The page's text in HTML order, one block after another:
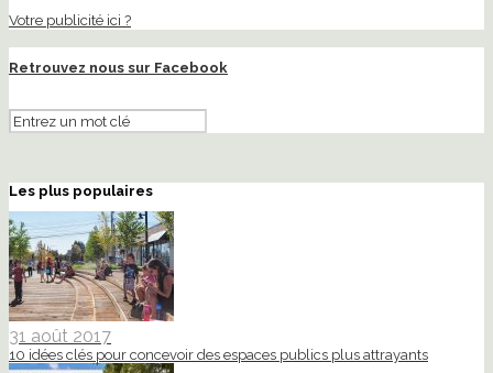
Votre publicité ici ?
Retrouvez nous sur Facebook
Les plus populaires
31 août 2017
10 idées clés pour concevoir des espaces publics plus attrayants